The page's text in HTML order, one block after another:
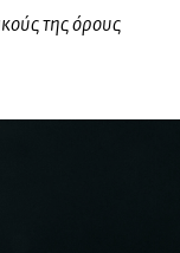
της όρους